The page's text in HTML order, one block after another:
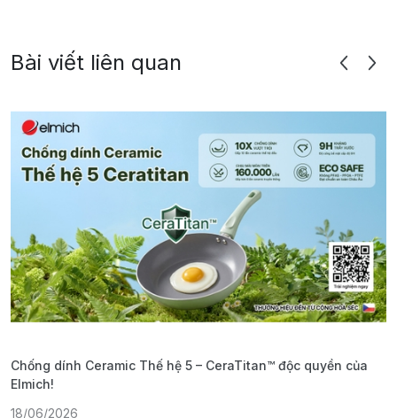
Bài viết liên quan
Chống dính Ceramic Thế hệ 5 – CeraTitan™ độc quyền của
Elmich!
18/06/2026